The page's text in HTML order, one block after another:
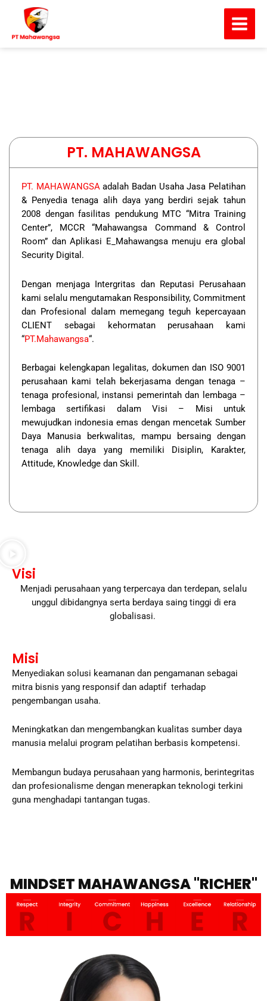
content
Main
PT. MAHAWANGSA
PT. MAHAWANGSAadalah Badan Usaha Jasa Pelatihan
& Penyedia tenaga alih daya yang berdiri sejak tahun
2008 dengan fasilitas pendukung MTC “Mitra Training
Center”, MCCR “Mahawangsa Command & Control
Room” dan Aplikasi E_Mahawangsa menuju era global
Security Digital.
Dengan menjaga Intergritas dan Reputasi Perusahaan
kami selalu mengutamakan Responsibility, Commitment
dan Profesional dalam memegang teguh kepercayaan
CLIENT sebagai kehormatan perusahaan kami
“PT.Mahawangsa“.
Berbagai kelengkapan legalitas, dokumen dan ISO 9001
perusahaan kami telah bekerjasama dengan tenaga –
tenaga profesional, instansi pemerintah dan lembaga –
lembaga sertifikasi dalam Visi – Misi untuk
mewujudkan indonesia emas dengan mencetak Sumber
Daya Manusia berkwalitas, mampu bersaing dengan
tenaga alih daya yang memiliki Disiplin, Karakter,
Attitude, Knowledge dan Skill.
Visi
Menjadi perusahaan yang terpercaya dan terdepan, selalu
unggul dibidangnya serta berdaya saing tinggi di era
globalisasi.
Misi
Menyediakan solusi keamanan dan pengamanan sebagai
mitra bisnis yang responsif dan adaptif terhadap
pengembangan usaha.
Meningkatkan dan mengembangkan kualitas sumber daya
manusia melalui program pelatihan berbasis kompetensi.
Membangun budaya perusahaan yang harmonis, berintegritas
dan profesionalisme dengan menerapkan teknologi terkini
guna menghadapi tantangan tugas.
MINDSET MAHAWANGSA"RICHER"